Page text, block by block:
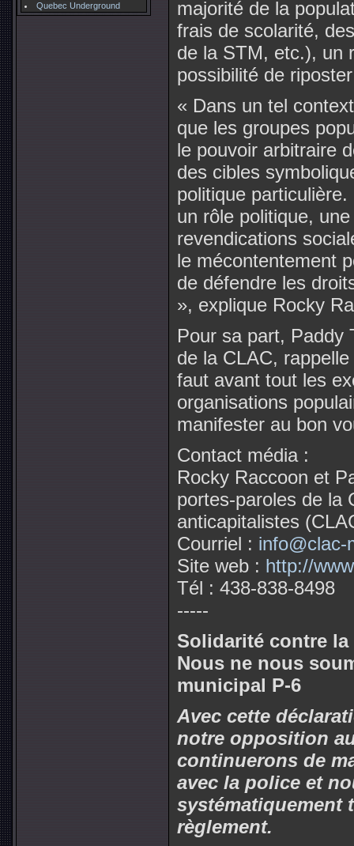
Quebec Underground
majorité de la
frais de scolarité,
de la STM, etc.), un
possibilité de
« Dans un tel
que les groupes
le pouvoir arbitraire
des cibles
politique
un rôle politique,
revendications
le mécontentement
de défendre les
», explique Rocky
Pour sa part, Paddy
de la CLAC,
faut avant tout les
organisations
manifester au bon
Contact média :
Rocky Raccoon et
portes-paroles de la
anticapitalistes
Courriel : info@clac-
Site web : http://
Tél : 438-838-8498
-----
Solidarité contre
Nous ne nous
municipal P-6
Avec cette
notre opposition
continuerons de
avec la police et
systématiquement
règlement.